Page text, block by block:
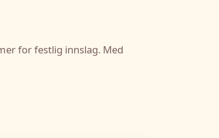
for festlig innslag. Med